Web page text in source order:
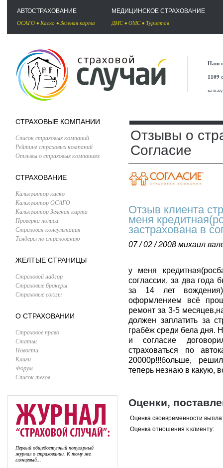
АВТОСТРАХОВАНИЕ
ОСАГО • Каско • Зеленая карта
МЕДИЦИНСКОЕ СТРАХОВАНИЕ
ДМС• ОМС• Туристов
Наш
1109
СТРАХОВЫЕ КОМПАНИИ
Список страховых компаний
Рейтинг страховых компаний
Отзывы о страховых компаниях
СТРАХОВАНИЕ
Калькулятор каско
Калькулятор ОСАГО
Калькулятор Зеленая карта
Проверка полиса
Страховая консультация
Тендеры по страхованию
ЖЕЛТЫЕ СТРАНИЦЫ
Страховой надзор
Страховые брокеры
Страховые союзы
О СТРАХОВАНИИ
Страховое право
Статьи
Новости
Книги
Форум
Список тегов
Первый общедоступный популярный
журнал о страховании. К тому же,
глянцевый...
Отзывы о
Согласие
Отзыв клиента
меня
застрахована в
07 / 02 / 2008 михаил
у меня
соглассии, за два года
за 14 лет
оформлением всё
ремонт за 3-5
должен заплатить за
грабёж среди бела дня.
и согласие
страховаться по
20000р!!!больше,
теперь незнаю в какую,
Оценки,
Оценка своевременности
Оценка отношения к клиенту: